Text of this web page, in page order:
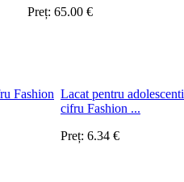
Preț: 65.00 €
Lacat pentru
cifru Fashion ...
Preț: 6.34 €